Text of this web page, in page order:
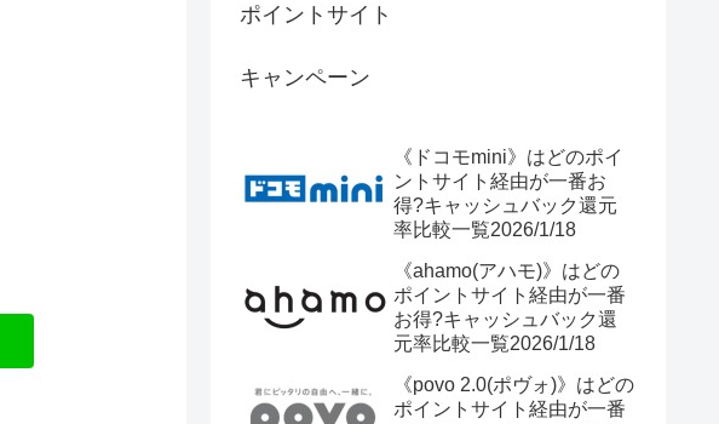
ポイントサイト
キャンペーン
《ドコモmini》はどのポイ
ントサイト経由が一番お
得?キャッシュバック還元
率比較一覧2026/1/18
《ahamo(アハモ)》はどの
ポイントサイト経由が一番
お得?キャッシュバック還
元率比較一覧2026/1/18
《povo 2.0(ポヴォ)》はどの
ポイントサイト経由が一番